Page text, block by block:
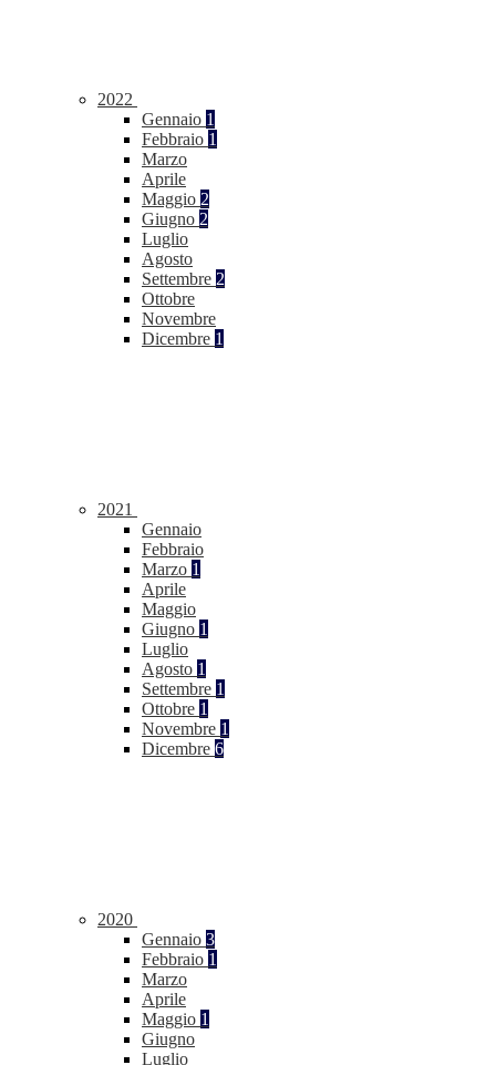
2022
Gennaio 1
Febbraio 1
Marzo
Aprile
Maggio 2
Giugno 2
Luglio
Agosto
Settembre 2
Ottobre
Novembre
Dicembre 1
2021
Gennaio
Febbraio
Marzo 1
Aprile
Maggio
Giugno 1
Luglio
Agosto 1
Settembre 1
Ottobre 1
Novembre 1
Dicembre 6
2020
Gennaio 3
Febbraio 1
Marzo
Aprile
Maggio 1
Giugno
Luglio